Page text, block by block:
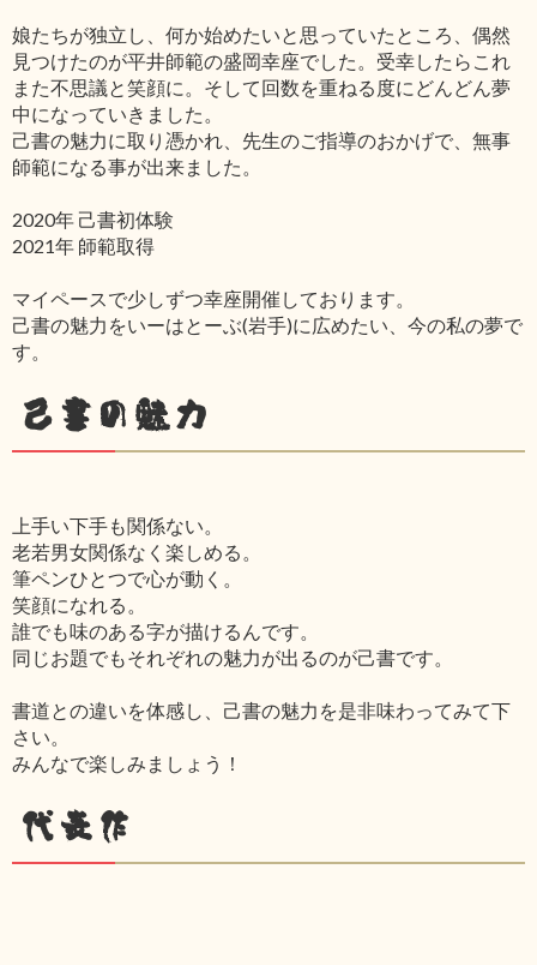
娘たちが独立し、何か始めたいと思っていたところ、偶然
見つけたのが平井師範の盛岡幸座でした。受幸したらこれ
また不思議と笑顔に。そして回数を重ねる度にどんどん夢
中になっていきました。
己書の魅力に取り憑かれ、先生のご指導のおかげで、無事
師範になる事が出来ました。
2020年 己書初体験
2021年 師範取得
マイペースで少しずつ幸座開催しております。
己書の魅力をいーはとーぶ(岩手)に広めたい、今の私の夢で
す。
己書の魅力
上手い下手も関係ない。
老若男女関係なく楽しめる。
筆ペンひとつで心が動く。
笑顔になれる。
誰でも味のある字が描けるんです。
同じお題でもそれぞれの魅力が出るのが己書です。
書道との違いを体感し、己書の魅力を是非味わってみて下
さい。
みんなで楽しみましょう！
代表作